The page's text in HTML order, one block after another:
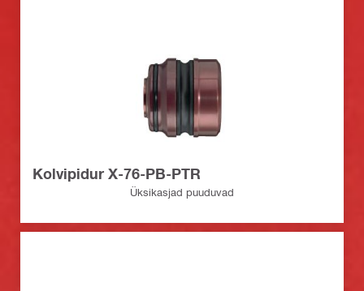
Kolvipidur X-76-PB-PTR
Üksikasjad puuduvad